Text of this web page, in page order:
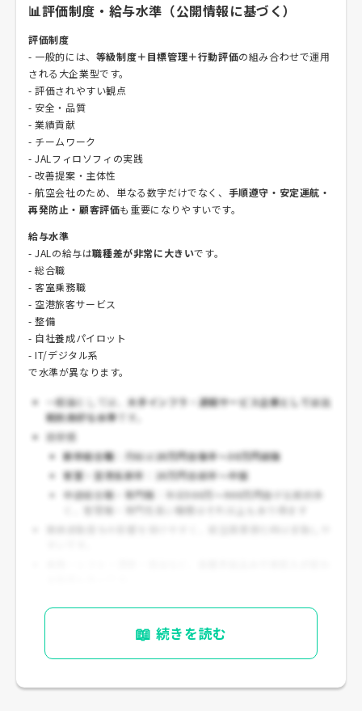
📊評価制度・給与水準（公開情報に基づく）
評価制度
- 一般的には、 等級制度＋目標管理＋行動評価の組み合わせで運用
される大企業型です。
- 評価されやすい観点
- 安全・品質
- 業績貢献
- チームワーク
- JALフィロソフィの実践
- 改善提案・主体性
- 航空会社のため、単なる数字だけでなく、 手順遵守・安定運航・
再発防止・顧客評価も重要になりやすいです。
給与水準
- JALの給与は職種差が非常に大きいです。
- 総合職
- 客室乗務職
- 空港旅客サービス
- 整備
- 自社養成パイロット
- IT/デジタル系
で水準が異なります。
一般論としては、 大手インフラ・運輸サービス企業としては比
較的良好な水準です。
目安感
新卒総合職：月給は20万円台後半～30万円前後
客室・空港系新卒
20万円台前半～中盤
中途総合職・専門職 ：年収500万～900万円台 が比較的多
く、管理職・専門性高い職種はそれ以上もあり得ます
📖 続きを読む